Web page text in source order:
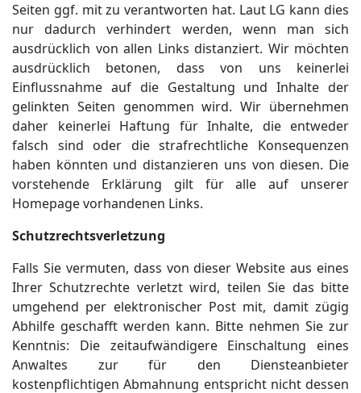
Seiten ggf. mit zu verantworten hat. Laut LG kann dies
nur dadurch verhindert werden, wenn man sich
ausdrücklich von allen Links distanziert. Wir möchten
ausdrücklich betonen, dass von uns keinerlei
Einflussnahme auf die Gestaltung und Inhalte der
gelinkten Seiten genommen wird. Wir übernehmen
daher keinerlei Haftung für Inhalte, die entweder
falsch sind oder die strafrechtliche Konsequenzen
haben könnten und distanzieren uns von diesen. Die
vorstehende Erklärung gilt für alle auf unserer
Homepage vorhandenen Links.
Schutzrechtsverletzung
Falls Sie vermuten, dass von dieser Website aus eines
Ihrer Schutzrechte verletzt wird, teilen Sie das bitte
umgehend per elektronischer Post mit, damit zügig
Abhilfe geschafft werden kann. Bitte nehmen Sie zur
Kenntnis: Die zeitaufwändigere Einschaltung eines
Anwaltes zur für den Diensteanbieter
kostenpflichtigen Abmahnung entspricht nicht dessen